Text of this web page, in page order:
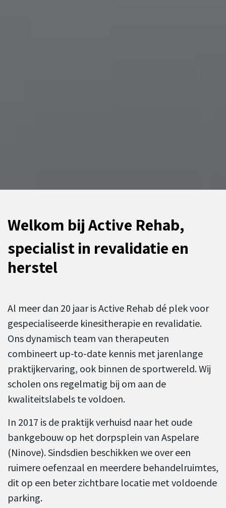
Welkom bij Active Rehab,
specialist in revalidatie en
herstel
Al meer dan 20 jaar is Active Rehab dé plek voor
gespecialiseerde kinesitherapie en revalidatie.
Ons dynamisch team van therapeuten
combineert up-to-date kennis met jarenlange
praktijkervaring, ook binnen de sportwereld. Wij
scholen ons regelmatig bij om aan de
kwaliteitslabels te voldoen.
In 2017 is de praktijk verhuisd naar het oude
bankgebouw op het dorpsplein van Aspelare
(Ninove). Sindsdien beschikken we over een
ruimere oefenzaal en meerdere behandelruimtes,
dit op een beter zichtbare locatie met voldoende
parking.